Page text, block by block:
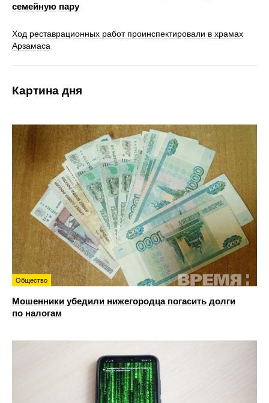
семейную пару
Ход реставрационных работ проинспектировали в храмах
Арзамаса
Картина дня
Общество
Мошенники убедили нижегородца погасить долги
по налогам